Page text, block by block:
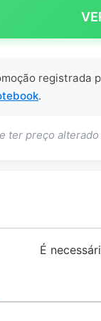
registrada
.
ter preço
É